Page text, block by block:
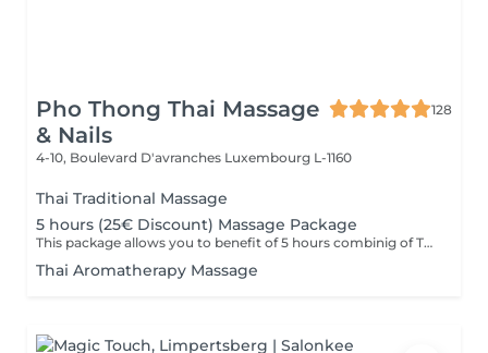
Pho Thong Thai Massage
& Nails
128
4-10, Boulevard D'avranches Luxembourg L-1160
Thai Traditional Massage
5 hours (25€ Discount) Massage Package
This package allows you to benefit of 5 hours combinig of Thai Traditional ,Aromatheraphy or Foot massage as you wish. This packag is to be used in 6 months after purchase.
Thai Aromatherapy Massage